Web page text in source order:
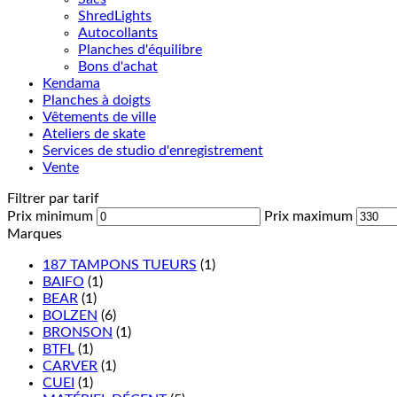
ShredLights
Autocollants
Planches d'équilibre
Bons d'achat
Kendama
Planches à doigts
Vêtements de ville
Ateliers de skate
Services de studio d'enregistrement
Vente
Filtrer par tarif
Prix minimum
Prix maximum
Marques
187 TAMPONS TUEURS (1)
BAIFO (1)
BEAR (1)
BOLZEN (6)
BRONSON (1)
BTFL (1)
CARVER (1)
CUEI (1)